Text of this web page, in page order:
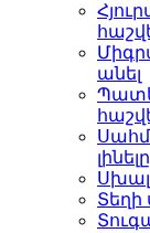
անել
լինելը
Սխալ
Տեղի